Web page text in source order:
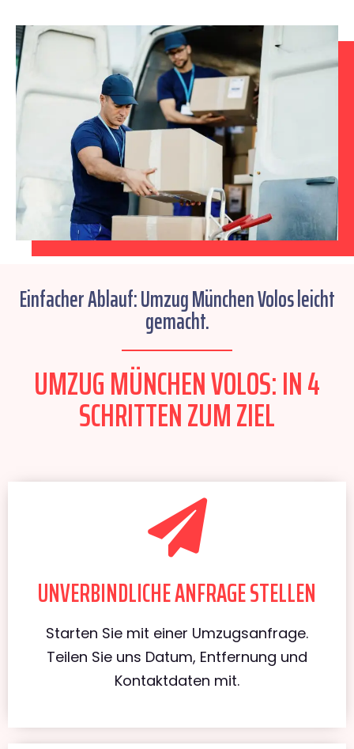
Einfacher Ablauf: Umzug München Volos leicht
gemacht.
UMZUG MÜNCHEN VOLOS: IN 4
SCHRITTEN ZUM ZIEL
UNVERBINDLICHE ANFRAGE STELLEN
Starten Sie mit einer Umzugsanfrage.
Teilen Sie uns Datum, Entfernung und
Kontaktdaten mit.